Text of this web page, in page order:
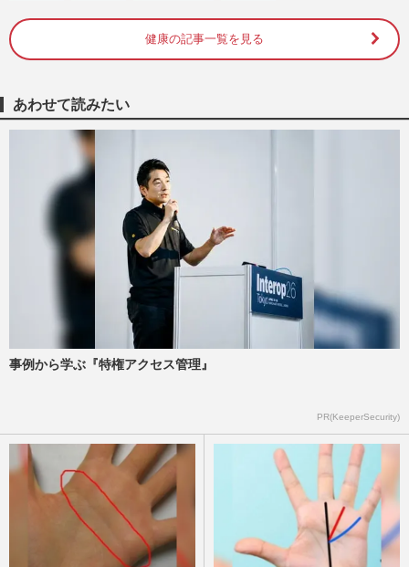
週刊女性2026年3月17日号 2026/3/21
ん・認知症予防にも効果「ごまは万能薬」
料理研究家が教える食べ…
【更年期からの骨活レシピ10選】食べて目
指そう「強い骨」カルシウムだけじゃない
摂るべき栄養素
週刊女性2025年10月21・28日号
【背中ストレッチ4選】猫背よりひどい姿
勢「亀背」が認知症リスクを高める、専門
医が教える改善ストレッチ
週刊女性2025年9月16日号
《骨折・寝たきり予防》閉経後の骨密度を
すぐできる“骨貯金”を…
週刊女性2025年6月24日号 2025/6/25
健康の記事一覧を見る
あわせて読みたい
事例から学ぶ『特権アクセス管理』
PR(KeeperSecurity)